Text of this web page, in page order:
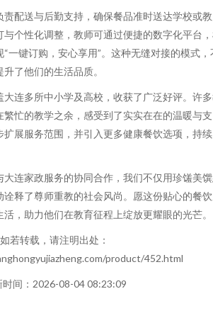
配送与后勤支持，确保餐品准时送达学校或
个性化调整，教师可通过便捷的数字化平台
一键订购，安心享用”。这种无缝对接的模式，
了他们的生活品质。
连多所中小学及高校，收获了广泛好评。许
忙的教学之余，感受到了实实在在的温暖与支
展服务范围，并引入更多健康餐饮选项，持
连家政服务的协同合作，我们不仅用珍馐美
释了尊师重教的社会风尚。愿这份贴心的餐
，助力他们在教育征程上绽放更耀眼的光芒。
如若转载，请注明出处：
product/452.html
时间：2026-08-04 08:23:09